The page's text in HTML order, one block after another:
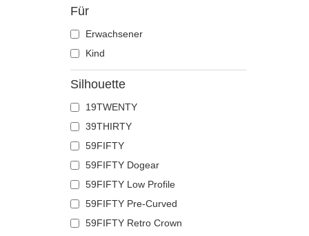
Eichhörnchen
Eidechse
Einhorn
Ente
Eule
Flamingo
Französische bulldogge
Fuchs
Geier
Gepard
Glühwürmchen
Hahn
Für
Erwachsener
Kind
Silhouette
19TWENTY
39THIRTY
59FIFTY
59FIFTY Dogear
59FIFTY Low Profile
59FIFTY Pre-Curved
59FIFTY Retro Crown